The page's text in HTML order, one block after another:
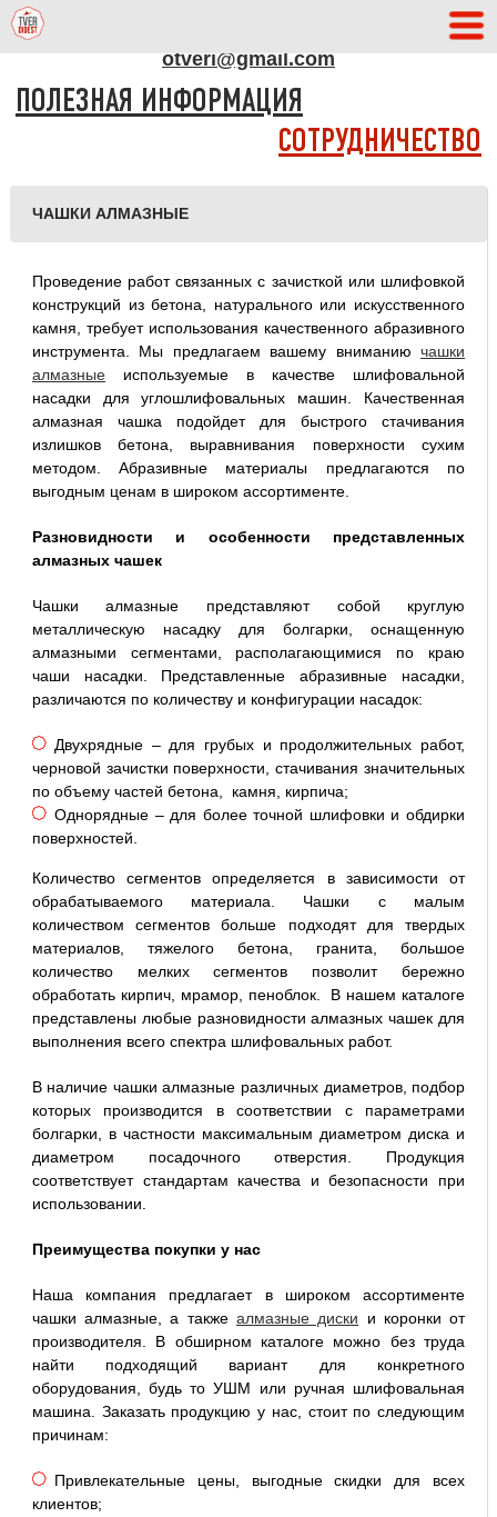
otveri@gmail.com
ПОЛЕЗНАЯ ИНФОРМАЦИЯ
СОТРУДНИЧЕСТВО
ЧАШКИ АЛМАЗНЫЕ
Проведение работ связанных с зачисткой или шлифовкой
конструкций из бетона, натурального или искусственного
камня, требует использования качественного абразивного
инструмента. Мы предлагаем вашему вниманиючашки
алмазныеиспользуемые в качестве шлифовальной
насадки для углошлифовальных машин. Качественная
алмазная чашка подойдет для быстрого стачивания
излишков бетона, выравнивания поверхности сухим
методом. Абразивные материалы предлагаются по
выгодным ценам в широком ассортименте.
Разновидности и особенности представленных
алмазных чашек
Чашки алмазные представляют собой круглую
металлическую насадку для болгарки, оснащенную
алмазными сегментами, располагающимися по краю
чаши насадки. Представленные абразивные насадки,
различаются по количеству и конфигурации насадок:
Двухрядные – для грубых и продолжительных работ,
черновой зачистки поверхности, стачивания значительных
по объему частей бетона, камня, кирпича;
Однорядные – для более точной шлифовки и обдирки
поверхностей.
Количество сегментов определяется в зависимости от
обрабатываемого материала. Чашки с малым
количеством сегментов больше подходят для твердых
материалов, тяжелого бетона, гранита, большое
количество мелких сегментов позволит бережно
обработать кирпич, мрамор, пеноблок. В нашем каталоге
представлены любые разновидности алмазных чашек для
выполнения всего спектра шлифовальных работ.
В наличие чашки алмазные различных диаметров, подбор
которых производится в соответствии с параметрами
болгарки, в частности максимальным диаметром диска и
диаметром посадочного отверстия. Продукция
соответствует стандартам качества и безопасности при
использовании.
Преимущества покупки у нас
Наша компания предлагает в широком ассортименте
чашки алмазные, а также алмазные диски и коронки от
производителя. В обширном каталоге можно без труда
найти подходящий вариант для конкретного
оборудования, будь то УШМ или ручная шлифовальная
машина. Заказать продукцию у нас, стоит по следующим
причинам:
Привлекательные цены, выгодные скидки для всех
клиентов;